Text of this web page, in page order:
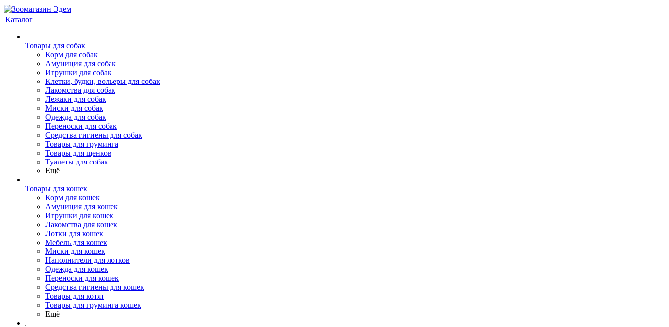
Каталог
Товары для собак
Корм для собак
Амуниция для собак
Игрушки для собак
Клетки, будки, вольеры для собак
Лакомства для собак
Лежаки для собак
Миски для собак
Одежда для собак
Переноски для собак
Средства гигиены для собак
Товары для груминга
Товары для щенков
Туалеты для собак
Ещё
Товары для кошек
Корм для кошек
Амуниция для кошек
Игрушки для кошек
Лакомства для кошек
Лотки для кошек
Мебель для кошек
Миски для кошек
Наполнители для лотков
Одежда для кошек
Переноски для кошек
Средства гигиены для кошек
Товары для котят
Товары для груминга кошек
Ещё